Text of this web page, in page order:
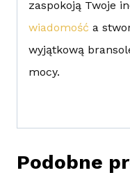
zaspokoją Twoje
wiadomość a
wyjątkową
mocy.
Podobne